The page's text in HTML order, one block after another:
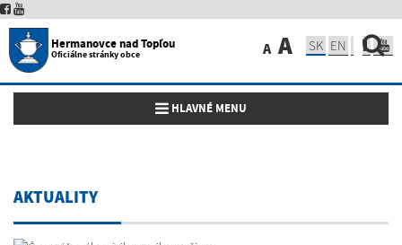
Hermanovce nad Topľou
Oficiálne stránky obce A A SK EN
Toggle navigation
HLAVNÉ MENU
AKTUALITY